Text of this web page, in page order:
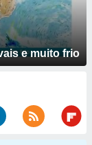
e muito frio